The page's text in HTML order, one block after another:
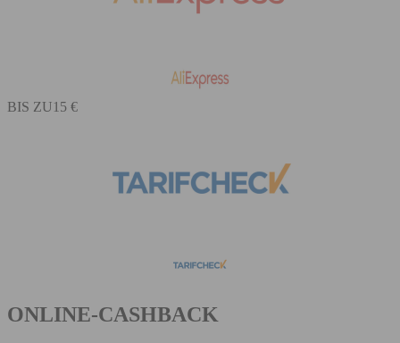
BIS ZU15 €
ONLINE-CASHBACK